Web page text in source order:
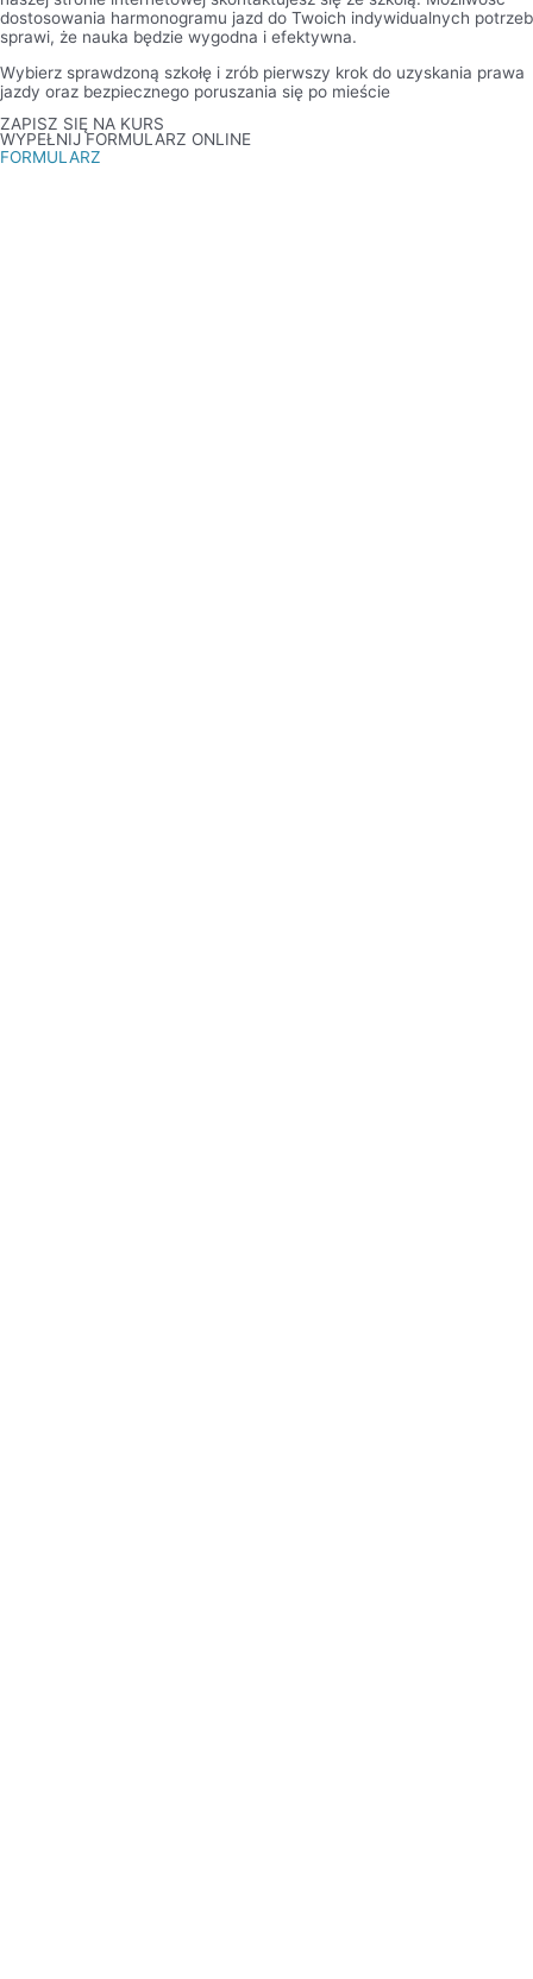
dostosowania harmonogramu jazd do Twoich indywidualnych potrzeb
sprawi, że nauka będzie wygodna i efektywna.
Wybierz sprawdzoną szkołę i zrób pierwszy krok do uzyskania prawa
jazdy oraz bezpiecznego poruszania się po mieście
ZAPISZ SIĘ NA KURS
WYPEŁNIJ FORMULARZ ONLINE
FORMULARZ